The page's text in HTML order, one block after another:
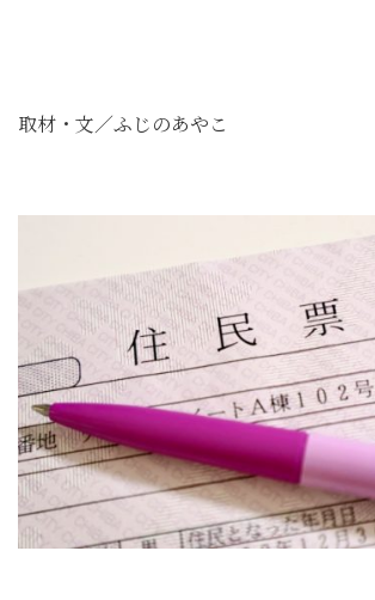
取材・文／ふじのあやこ